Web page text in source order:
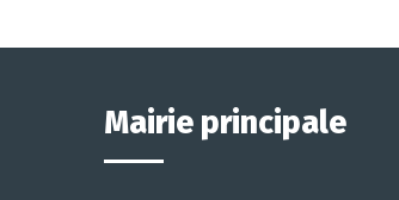
Mairie principale